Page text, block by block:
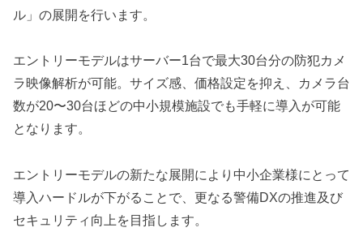
ル」の展開を行います。
エントリーモデルはサーバー1台で最大30台分の防犯カメ
ラ映像解析が可能。サイズ感、価格設定を抑え、カメラ台
数が20〜30台ほどの中小規模施設でも手軽に導入が可能
となります。
エントリーモデルの新たな展開により中小企業様にとって
導入ハードルが下がることで、更なる警備DXの推進及び
セキュリティ向上を目指します。